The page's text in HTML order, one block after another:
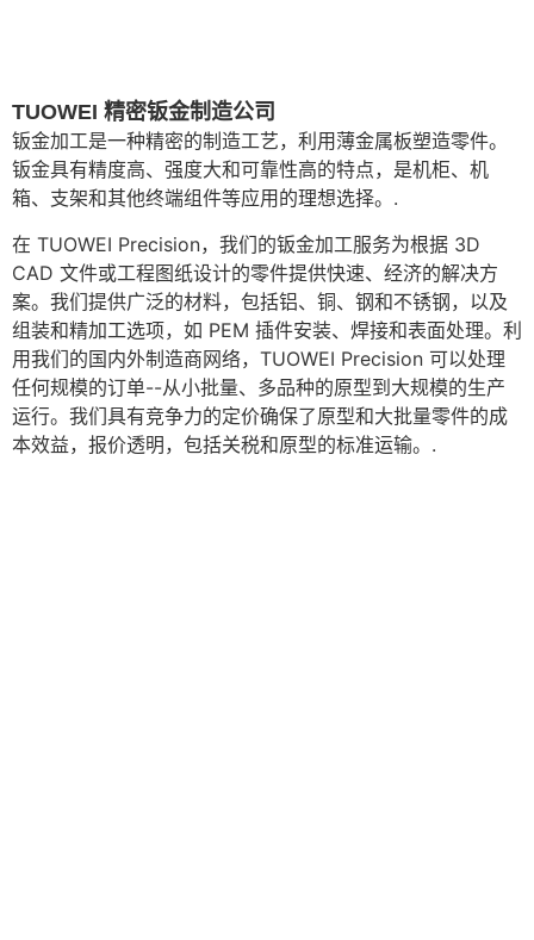
TUOWEI 精密钣金制造公司
钣金加工是一种精密的制造工艺，利用薄金属板塑造零件。
钣金具有精度高、强度大和可靠性高的特点，是机柜、机
箱、支架和其他终端组件等应用的理想选择。.
在 TUOWEI Precision，我们的钣金加工服务为根据 3D
CAD 文件或工程图纸设计的零件提供快速、经济的解决方
案。我们提供广泛的材料，包括铝、铜、钢和不锈钢，以及
组装和精加工选项，如 PEM 插件安装、焊接和表面处理。利
用我们的国内外制造商网络，TUOWEI Precision 可以处理
任何规模的订单--从小批量、多品种的原型到大规模的生产
运行。我们具有竞争力的定价确保了原型和大批量零件的成
本效益，报价透明，包括关税和原型的标准运输。.